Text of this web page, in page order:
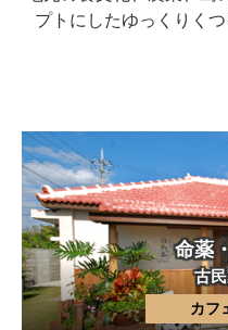
プトにしたゆっくりく
命薬
古
カフ